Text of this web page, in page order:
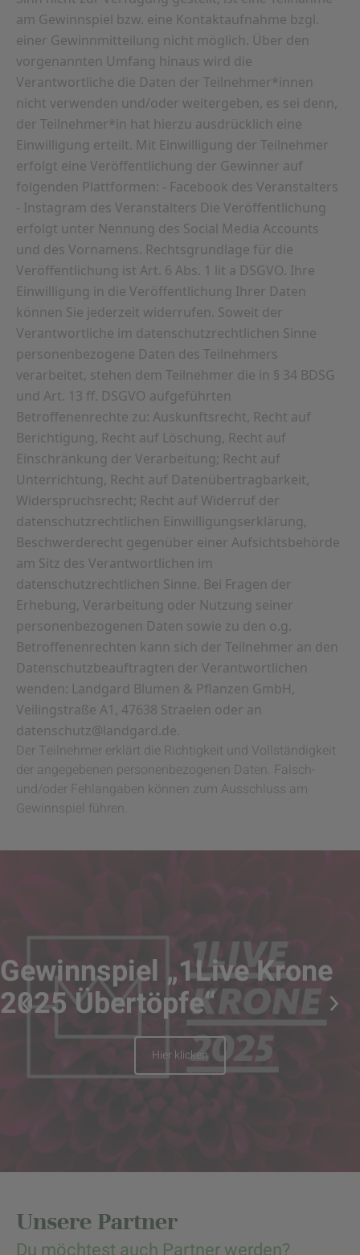
am Gewinnspiel bzw. eine Kontaktaufnahme bzgl.
einer Gewinnmitteilung nicht möglich. Über den
vorgenannten Umfang hinaus wird die
Verantwortliche die Daten der Teilnehmer*innen
nicht verwenden und/oder weitergeben, es sei denn,
der Teilnehmer*in hat hierzu ausdrücklich eine
Einwilligung erteilt. Mit Einwilligung der Teilnehmer
erfolgt eine Veröffentlichung der Gewinner auf
folgenden Plattformen: - Facebook des Veranstalters
- Instagram des Veranstalters Die Veröffentlichung
erfolgt unter Nennung des Social Media Accounts
und des Vornamens. Rechtsgrundlage für die
Veröffentlichung ist Art. 6 Abs. 1 lit a DSGVO. Ihre
Einwilligung in die Veröffentlichung Ihrer Daten
können Sie jederzeit widerrufen. Soweit der
Verantwortliche im datenschutzrechtlichen Sinne
personenbezogene Daten des Teilnehmers
verarbeitet, stehen dem Teilnehmer die in § 34 BDSG
und Art. 13 ff. DSGVO aufgeführten
Betroffenenrechte zu: Auskunftsrecht, Recht auf
Berichtigung, Recht auf Löschung, Recht auf
Einschränkung der Verarbeitung; Recht auf
Unterrichtung, Recht auf Datenübertragbarkeit,
Widerspruchsrecht; Recht auf Widerruf der
datenschutzrechtlichen Einwilligungserklärung,
Beschwerderecht gegenüber einer Aufsichtsbehörde
am Sitz des Verantwortlichen im
datenschutzrechtlichen Sinne. Bei Fragen der
Erhebung, Verarbeitung oder Nutzung seiner
personenbezogenen Daten sowie zu den o.g.
Betroffenenrechten kann sich der Teilnehmer an den
Datenschutzbeauftragten der Verantwortlichen
wenden: Landgard Blumen & Pflanzen GmbH,
Veilingstraße A1, 47638 Straelen oder an
datenschutz@landgard.de.
Der Teilnehmer erklärt die Richtigkeit und Vollständigkeit
der angegebenen personenbezogenen Daten. Falsch-
und/oder Fehlangaben können zum Ausschluss am
Gewinnspiel führen.
Gewinnspiel „1Live Krone
2025 Übertöpfe“
Hier klicken
Unsere Partner